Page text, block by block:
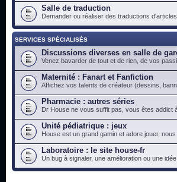
Salle de traduction
Demander ou réaliser des traductions
SERVICES SPÉCIALISÉS
Discussions diverses en salle de
Venez bavarder de tout et de rien, de vos
Maternité : Fanart et Fanfiction
Affichez vos talents de créateur (dessins,
Pharmacie : autres séries
Dr House ne vous suffit pas, vous êtes addict
Unité pédiatrique : jeux
House est un grand gamin et adore jouer, nous
Laboratoire : le site house-fr
Un bug à signaler, une amélioration ou une